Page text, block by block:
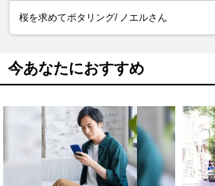
桜を求めてポタリング/ ノエルさん
今あなたにおすすめ